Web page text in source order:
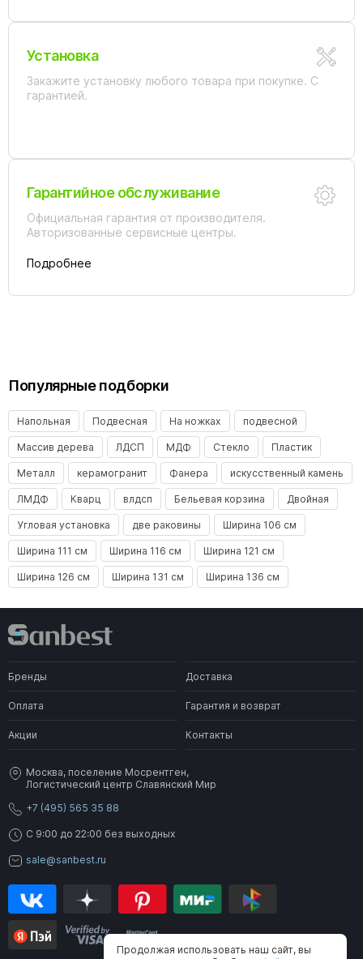
16 500 ₽
1200-800-LED-TCH
17 900 ₽
KRAFT-500-800-LED-TCH-
В наличии
18 500 ₽
Зеркало BelBagno Kraft SPC-
WARM-NERO черный
В наличии
18 500 ₽
Зеркало BelBagno Kraft SPC-
19 200 ₽
Зеркало BelBagno Kraft SPC-
KRAFT-500-900-LED-TCH-
WARM-NERO черный
20 600 ₽
Зеркало BelBagno SPC-MAR-
1200-800
В наличии
Акция
17 510 ₽ 20 600 ₽
Зеркало BelBagno SPC-GRT-
В наличии
В наличии
24 900 ₽
Зеркало BelBagno SPC-GRT-
1200-800-LED-TCH-SND
В наличии
По запросу По запросу
Установка
Закажите установку любого товара при покупке. С
гарантией.
Гарантийное обслуживание
Официальная гарантия от производителя.
Авторизованные сервисные центры.
Подробнее
Популярные подборки
Напольная Подвесная На ножках подвесной
Массив дерева ЛДСП МДФ Стекло Пластик
Металл керамогранит Фанера искусственный камень
ЛМДФ Кварц влдсп Бельевая корзина Двойная
Угловая установка две раковины Ширина 106 см
Ширина 111 см Ширина 116 см Ширина 121 см
Ширина 126 см Ширина 131 см Ширина 136 см
Бренды Доставка
Оплата Гарантия и возврат
Акции Контакты
Москва, поселение Мосрентген,
Логистический центр Славянский Мир
+7 (495) 565 35 88
C 9:00 до 22:00 без выходных
sale@sanbest.ru
Продолжая использовать наш сайт, вы